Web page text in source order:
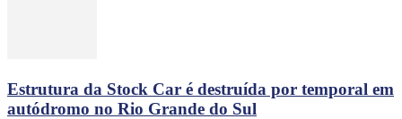
Estrutura da Stock Car é destruída por temporal em
autódromo no Rio Grande do Sul